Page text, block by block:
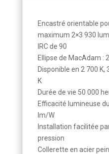
Encastré orientable
maximum 2×3 930
IRC de 90
Ellipse de MacAdam :
Disponible en 2 700 K,
K
Durée de vie 50 000
Efficacité lumineuse
lm/W
Installation facilitée
pression
Collerette en acier